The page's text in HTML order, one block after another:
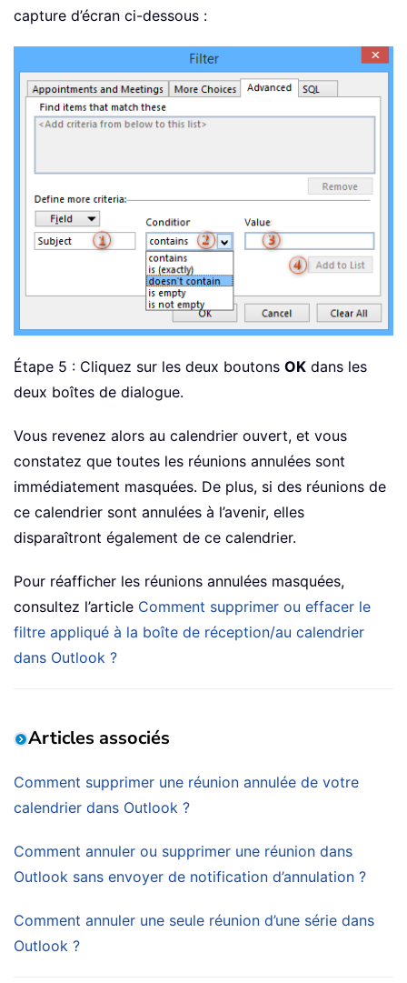
capture d’écran ci-dessous :
Étape 5 : Cliquez sur les deux boutons OK dans les
deux boîtes de dialogue.
Vous revenez alors au calendrier ouvert, et vous
constatez que toutes les réunions annulées sont
immédiatement masquées. De plus, si des réunions de
ce calendrier sont annulées à l’avenir, elles
disparaîtront également de ce calendrier.
Pour réafficher les réunions annulées masquées,
consultez l’article Comment supprimer ou effacer le
filtre appliqué à la boîte de réception/au calendrier
dans Outlook ?
Articles associés
Comment supprimer une réunion annulée de votre
calendrier dans Outlook ?
Comment annuler ou supprimer une réunion dans
Outlook sans envoyer de notification d’annulation ?
Comment annuler une seule réunion d’une série dans
Outlook ?